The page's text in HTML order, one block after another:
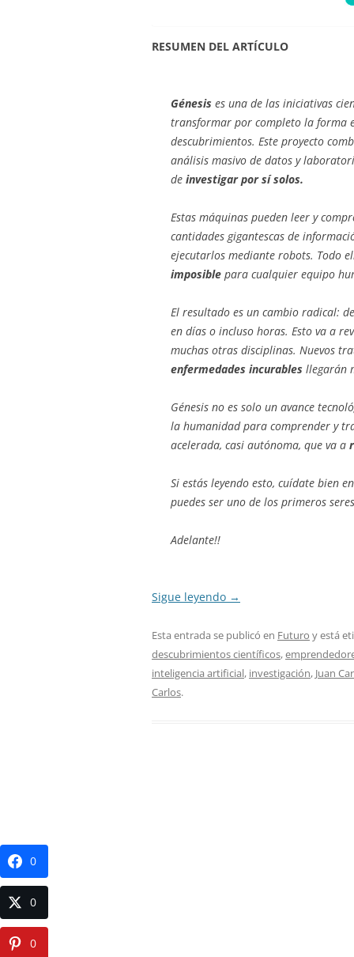
RESUMEN DEL ARTÍCULO
Génesis es una de las iniciativas
transformar por completo la forma
descubrimientos. Este proyecto
análisis masivo de datos y
de investigar por sí solos.
Estas máquinas pueden leer y
cantidades gigantescas de
ejecutarlos mediante robots. Todo
imposible para cualquier equipo
El resultado es un cambio radical:
en días o incluso horas. Esto va a
muchas otras disciplinas. Nuevos
enfermedades incurables llegarán
Génesis no es solo un avance
la humanidad para comprender y
acelerada, casi autónoma, que va a
Si estás leyendo esto, cuídate bien
puedes ser uno de los primeros
Adelante!!
Sigue leyendo →
Esta entrada se publicó en Futuro y está
descubrimientos científicos,
inteligencia artificial, investigación, Juan
Carlos.
0
0
0